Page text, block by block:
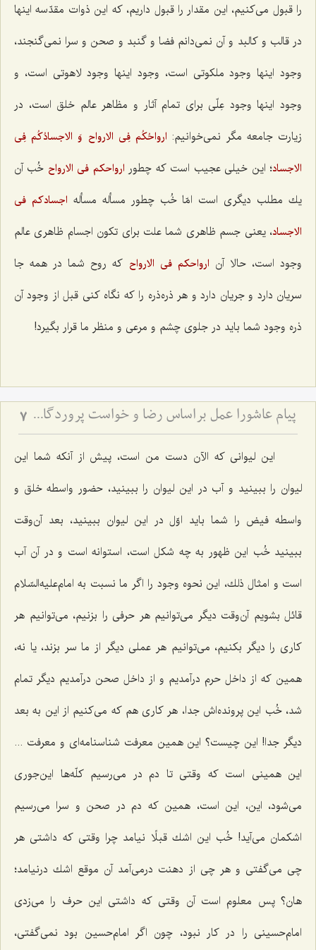
را قبول می‌كنیم، این مقدار را قبول داریم، كه این ذوات مقدّسه اینها
در قالب و كالبد و آن نمی‌دانم فضا و گنبد و صحن و سرا نمی‌گنجند،
وجود اینها وجود ملكوتی است، وجود اینها وجود لاهوتی است، و
وجود اینها وجود عِلّی برای تمام آثار و مظاهر عالم خلق است، در
زیارت جامعه مگر نمی‌خوانیم: ارواحُكُم فِی الارواح وَ الاجسادُكُم فِی
الاجساد؛ این خیلی عجیب است كه چطور ارواحكم فی الارواح خُب آن
یك مطلب دیگری است امّا خُب چطور مسأله مسأله اجسادكم فی
الاجساد، یعنی جسم ظاهری شما علت برای تكون اجسام ظاهری عالم
وجود است، حالا آن ارواحكم فی الارواح كه روح شما در همه جا
سریان دارد و جریان دارد و هر ذره‌ذره را كه نگاه كنی قبل از وجود آن
ذره وجود شما باید در جلوی چشم و مرعی و منظر ما قرار بگیرد!
پیام عاشورا عمل براساس رضا و خواست پروردگار متعال در همه شؤون زندگی 7
این لیوانی كه الآن دست من است، پیش از آنكه شما این
لیوان را ببینید و آب در این لیوان را ببینید، حضور واسطه خلق و
واسطه فیض را شما باید اوّل در این لیوان ببینید، بعد آن‌وقت
ببینید خُب این ظهور به چه شكل است، استوانه است و در آن آب
است و امثال ذلك، این نحوه وجود را اگر ما نسبت به امام‌علیه‌السّلام
قائل بشویم آن‌وقت دیگر می‌توانیم هر حرفی را بزنیم، می‌توانیم هر
كاری را دیگر بكنیم، می‌توانیم هر عملی دیگر از ما سر بزند، یا نه،
همین كه از داخل حرم درآمدیم و از داخل صحن درآمدیم دیگر تمام
شد، خُب این پرونده‌اش جدا، هر كاری هم كه می‌كنیم از این به بعد
دیگر جدا! این چیست؟ این همین معرفت شناسنامه‌ای و معرفت ...
این همینی است كه وقتی تا دم در می‌رسیم كلّه‌ها این‌جوری
می‌شود، این، این است، همین كه دم در صحن و سرا می‌رسیم
اشكمان می‌آید! خُب این اشك قبلًا نیامد چرا وقتی كه داشتی هر
چی می‌گفتی و هر چی از دهنت درمی‌آمد آن موقع اشك درنیامد؛
هان؟ پس معلوم است آن وقتی كه داشتی این حرف را می‌زدی
امام‌حسینی را در كار نبود، چون اگر امام‌حسین بود نمی‌گفتی،